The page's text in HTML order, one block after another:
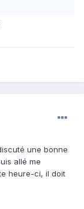
une bonne
allé me
heure-ci, il doit